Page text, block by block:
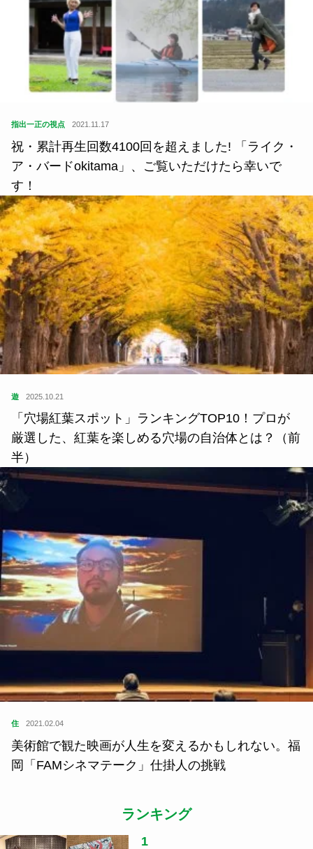
指出一正の視点 2021.11.17
祝・累計再生回数4100回を超えました! 「ライク・
ア・バードokitama」、ご覧いただけたら幸いで
す！
遊 2025.10.21
「穴場紅葉スポット」ランキングTOP10！プロが
厳選した、紅葉を楽しめる穴場の自治体とは？（前
半）
住 2021.02.04
美術館で観た映画が人生を変えるかもしれない。福
岡「FAMシネマテーク」仕掛人の挑戦
ランキング
1